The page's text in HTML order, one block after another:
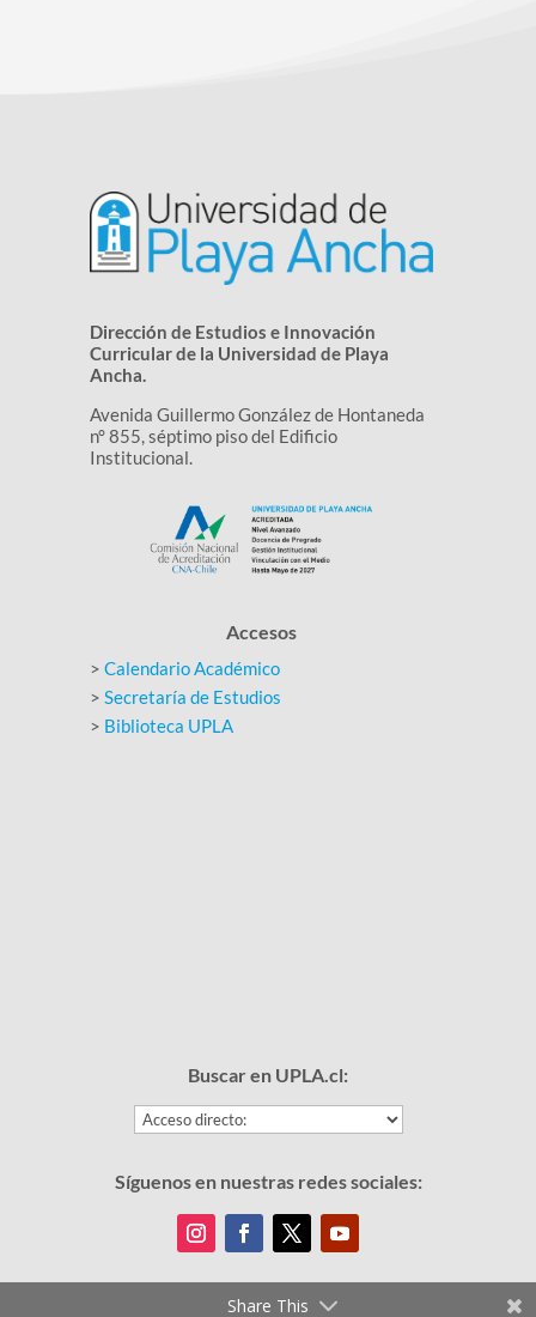
Dirección de Estudios e Innovación
Curricular de la Universidad de Playa
Ancha.
Avenida Guillermo González de Hontaneda
n° 855,séptimopiso del Edificio
Institucional.
Accesos
> Calendario Académico
> Secretaría de Estudios
> Biblioteca UPLA
Buscar en UPLA.cl:
Síguenos en nuestras redes sociales:
Share This